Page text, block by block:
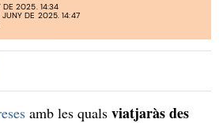
DE 2025. 14:34
JUNY DE 2025. 14:47
amb les quals viatjaràs des